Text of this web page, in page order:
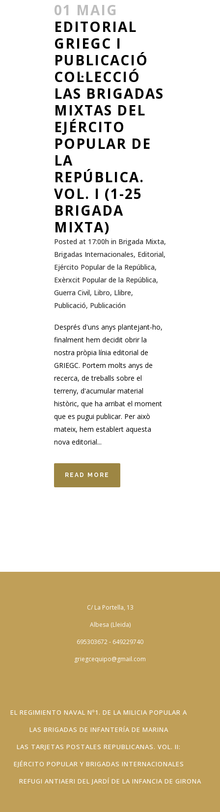
01 MAIG
EDITORIAL
GRIEGC I
PUBLICACIÓ
COL·LECCIÓ
LAS BRIGADAS
MIXTAS DEL
EJÉRCITO
POPULAR DE
LA
REPÚBLICA.
VOL. I (1-25
BRIGADA
MIXTA)
Posted at 17:00h in Brigada Mixta,
Brigadas Internacionales, Editorial,
Ejército Popular de la República,
Exèrxcit Popular de la República,
Guerra Civil, Libro, Llibre,
Publicació, Publicación
Després d'uns anys plantejant-ho,
finalment hem decidit obrir la
nostra pròpia línia editorial de
GRIEGC. Portem molts anys de
recerca, de treballs sobre el
terreny, d'acumular material
històric, que ha arribat el moment
que es pugui publicar. Per això
mateix, hem establert aquesta
nova editorial...
READ MORE
C/ La Portella, 13
Albesa (Lleida)
695303672 - 649229740
griegcequipo@gmail.com
EL REGIMIENTO NAVAL Nº1. DE LA MILICIA POPULAR A
LAS BRIGADAS DE INFANTERÍA DE MARINA
LAS TARJETAS POSTALES REPUBLICANAS. VOL. II:
EJÉRCITO POPULAR Y BRIGADAS INTERNACIONALES
REFUGI ANTIAERI DEL JARDÍ DE LA INFANCIA DE GIRONA